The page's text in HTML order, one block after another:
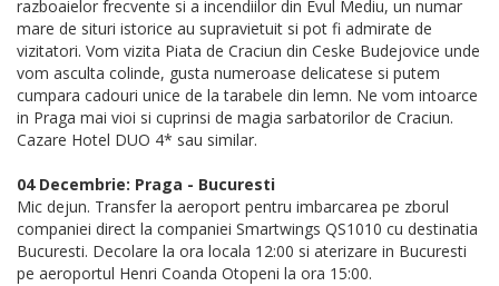
razboaielor frecvente si a incendiilor din Evul Mediu, un numar
mare de situri istorice au supravietuit si pot fi admirate de
vizitatori. Vom vizita Piata de Craciun din Ceske Budejovice unde
vom asculta colinde, gusta numeroase delicatese si putem
cumpara cadouri unice de la tarabele din lemn. Ne vom intoarce
in Praga mai vioi si cuprinsi de magia sarbatorilor de Craciun.
Cazare Hotel DUO 4* sau similar.
04 Decembrie: Praga - Bucuresti
Mic dejun. Transfer la aeroport pentru imbarcarea pe zborul
companiei direct la companiei Smartwings QS1010 cu destinatia
Bucuresti. Decolare la ora locala 12:00 si aterizare in Bucuresti
pe aeroportul Henri Coanda Otopeni la ora 15:00.